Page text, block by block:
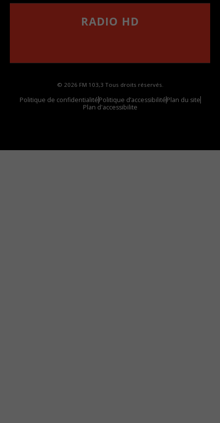
RADIO HD
© 2026 FM 103,3 Tous droits réservés.
Politique de confidentialitéPolitique d’accessibilitéPlan du site
Plan d'accessibilite